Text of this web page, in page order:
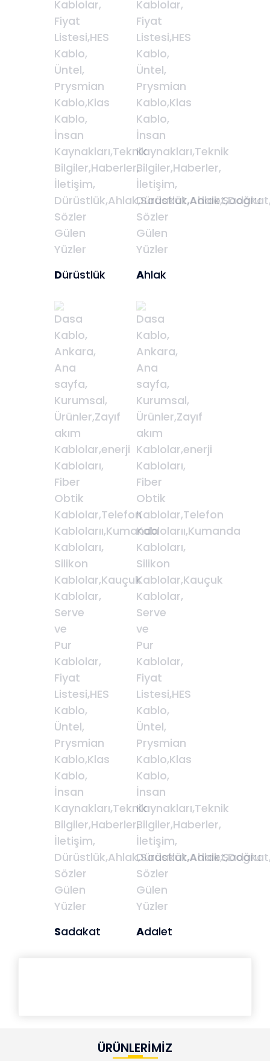
Dürüstlük Ahlak
Sadakat Adalet
ÜRÜNLERİMİZ